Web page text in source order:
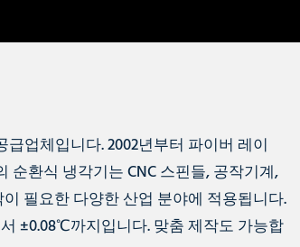
업체입니다. 2002년부터 파이버 레이
순환식 냉각기는 CNC 스핀들, 공작기계,
필요한 다양한 산업 분야에 적용됩니다.
±0.08℃까지입니다. 맞춤 제작도 가능합